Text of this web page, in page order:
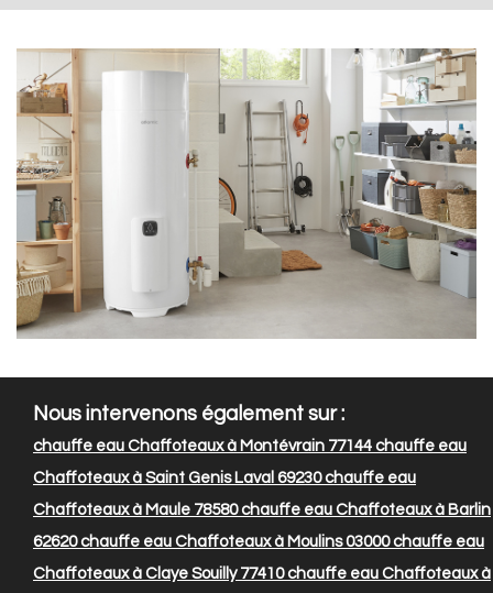
Nous intervenons également sur :
chauffe eau Chaffoteaux à Montévrain 77144 chauffe eau
Chaffoteaux à Saint Genis Laval 69230chauffe eau
Chaffoteaux à Maule 78580chauffe eau Chaffoteaux à Barlin
62620chauffe eau Chaffoteaux à Moulins 03000chauffe eau
Chaffoteaux à Claye Souilly 77410chauffe eau Chaffoteaux à